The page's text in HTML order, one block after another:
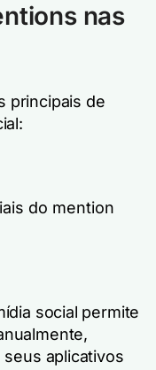
nas
principais de
do mention
social permite
aplicativos